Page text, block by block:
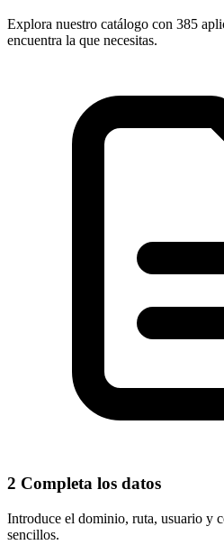
Explora nuestro catálogo con 385
encuentra la que necesitas.
2 Completa los datos
Introduce el dominio, ruta, usuario y
sencillos.